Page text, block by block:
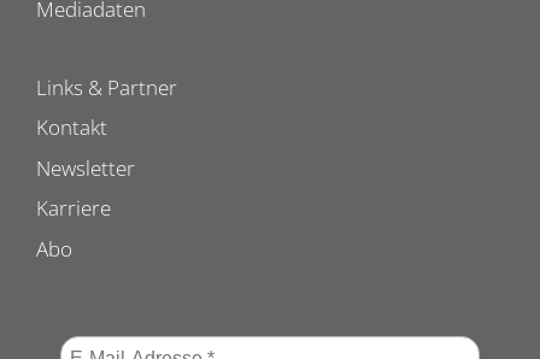
Mediadaten
Links & Partner
Kontakt
Newsletter
Karriere
Abo